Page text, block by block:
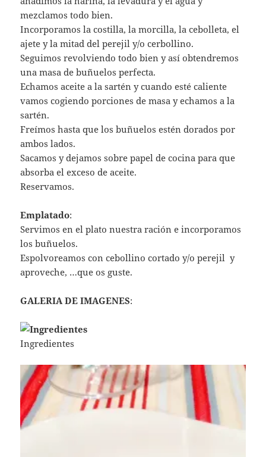
mezclamos todo bien.
Incorporamos la costilla, la morcilla, la cebolleta, el
ajete y la mitad del perejil y/o cerbollino.
Seguimos revolviendo todo bien y así obtendremos
una masa de buñuelos perfecta.
Echamos aceite a la sartén y cuando esté caliente
vamos cogiendo porciones de masa y echamos a la
sartén.
Freímos hasta que los buñuelos estén dorados por
ambos lados.
Sacamos y dejamos sobre papel de cocina para que
absorba el exceso de aceite.
Reservamos.
Emplatado:
Servimos en el plato nuestra ración e incorporamos
los buñuelos.
Espolvoreamos con cebollino cortado y/o perejil y
aproveche, …que os guste.
GALERIA DE IMAGENES:
Ingredientes